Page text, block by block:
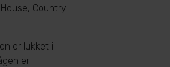
Country
er lukket i
er